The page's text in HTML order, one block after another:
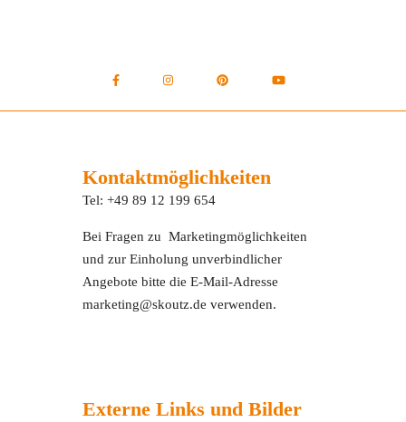
Kontaktmöglichkeiten
Tel: +49 89 12 199 654
Bei Fragen zu Marketingmöglichkeiten
und zur Einholung unverbindlicher
Angebote bitte die E-Mail-Adresse
marketing@skoutz.de verwenden.
Externe Links und Bilder